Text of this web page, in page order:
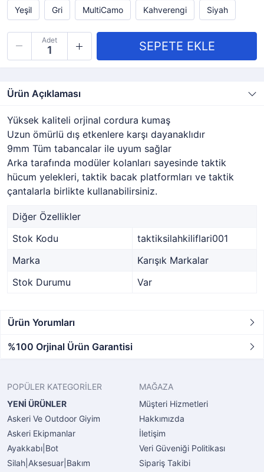
Yeşil Gri MultiCamo Kahverengi Siyah
Adet
Ürün Açıklaması
Yüksek kaliteli orjinal cordura kumaş
Uzun ömürlü dış etkenlere karşı dayanaklıdır
9mm Tüm tabancalar ile uyum sağlar
Arka tarafında modüler kolanları sayesinde taktik
hücum yelekleri, taktik bacak platformları ve taktik
çantalarla birlikte kullanabilirsiniz.
Diğer Özellikler
Stok Kodu
taktiksilahkiliflari001
Marka
Karışık Markalar
Stok Durumu
Var
Ürün Yorumları
%100 Orjinal Ürün Garantisi
POPÜLER KATEGORİLER
YENİ ÜRÜNLER
Askeri Ve Outdoor Giyim
Askeri Ekipmanlar
Ayakkabı|Bot
Silah|Aksesuar|Bakım
MAĞAZA
Müşteri Hizmetleri
Hakkımızda
İletişim
Veri Güveniği Politikası
Sipariş Takibi